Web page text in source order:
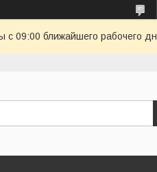
09:00 ближайшего рабочего